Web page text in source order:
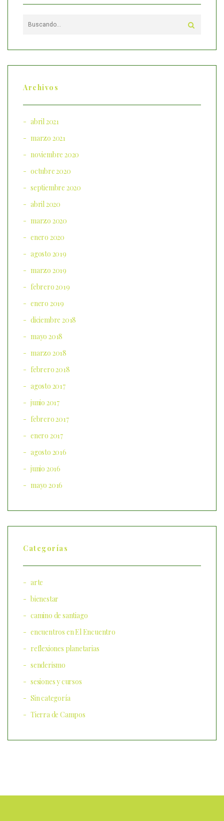
Archivos
abril 2021
marzo 2021
noviembre 2020
octubre 2020
septiembre 2020
abril 2020
marzo 2020
enero 2020
agosto 2019
marzo 2019
febrero 2019
enero 2019
diciembre 2018
mayo 2018
marzo 2018
febrero 2018
agosto 2017
junio 2017
febrero 2017
enero 2017
agosto 2016
junio 2016
mayo 2016
Categorías
arte
bienestar
camino de santiago
encuentros en El Encuentro
reflexiones planetarias
senderismo
sesiones y cursos
Sin categoría
Tierra de Campos